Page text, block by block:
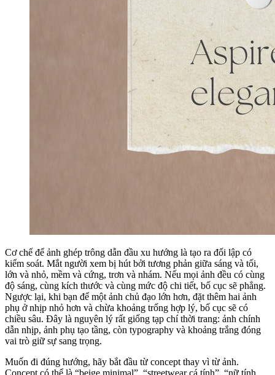
Cơ chế để ảnh ghép trông dẫn đầu xu hướng là tạo ra đối lập có
kiểm soát. Mắt người xem bị hút bởi tương phản giữa sáng và tối,
lớn và nhỏ, mềm và cứng, trơn và nhám. Nếu mọi ảnh đều có cùng
độ sáng, cùng kích thước và cùng mức độ chi tiết, bố cục sẽ phẳng.
Ngược lại, khi bạn để một ảnh chủ đạo lớn hơn, đặt thêm hai ảnh
phụ ở nhịp nhỏ hơn và chừa khoảng trống hợp lý, bố cục sẽ có
chiều sâu. Đây là nguyên lý rất giống tạp chí thời trang: ảnh chính
dẫn nhịp, ảnh phụ tạo tầng, còn typography và khoảng trắng đóng
vai trò giữ sự sang trọng.
Muốn đi đúng hướng, hãy bắt đầu từ concept thay vì từ ảnh.